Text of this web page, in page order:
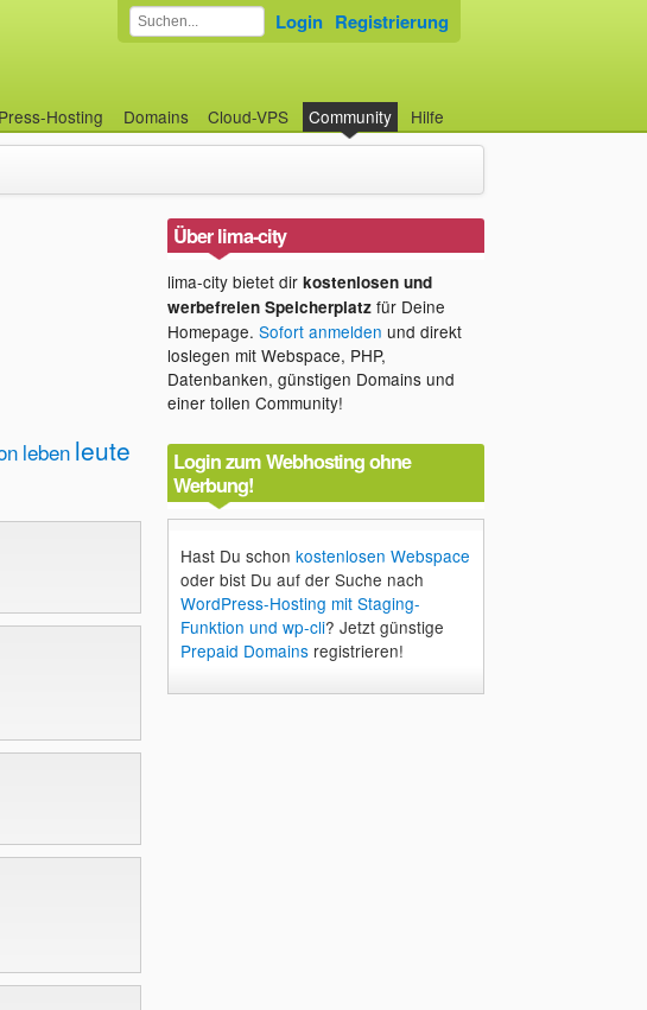
Hosting Domains Cloud-VPS Community Hilfe
Login Registrierung
leben leute
Über lima-city
lima-city bietet dir kostenlosen und
werbefreien Speicherplatzfür Deine
Homepage. Sofort anmelden und direkt
loslegen mit Webspace, PHP,
Datenbanken, günstigen Domains und
einer tollen Community!
Login zum Webhosting ohne
Werbung!
Hast Du schon kostenlosen Webspace
oder bist Du auf der Suche nach
WordPress-Hosting mit Staging-
Funktion und wp-cli? Jetzt günstige
Prepaid Domainsregistrieren!